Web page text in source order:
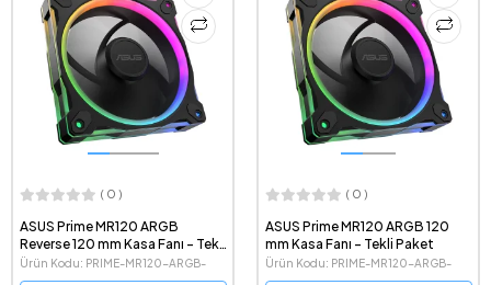
( 0 )
ASUS Prime MR120 ARGB
Reverse 120 mm Kasa Fanı - Tekli
Paket
Ürün Kodu: PRIME-MR120-ARGB-
REVERSE-BLACK
( 0 )
ASUS Prime MR120 ARGB 120
mm Kasa Fanı - Tekli Paket
Ürün Kodu: PRIME-MR120-ARGB-
BLACK